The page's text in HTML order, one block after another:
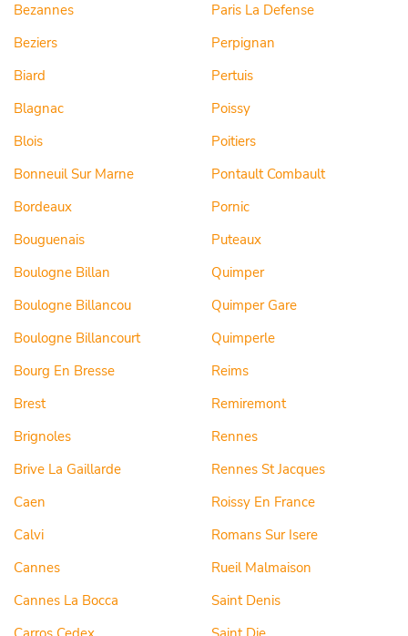
Bezannes
Beziers
Biard
Blagnac
Blois
Bonneuil Sur Marne
Bordeaux
Bouguenais
Boulogne Billan
Boulogne Billancou
Boulogne Billancourt
Bourg En Bresse
Brest
Brignoles
Brive La Gaillarde
Caen
Calvi
Cannes
Cannes La Bocca
Paris La Defense
Perpignan
Pertuis
Poissy
Poitiers
Pontault Combault
Pornic
Puteaux
Quimper
Quimper Gare
Quimperle
Reims
Remiremont
Rennes
Rennes St Jacques
Roissy En France
Romans Sur Isere
Rueil Malmaison
Saint Denis